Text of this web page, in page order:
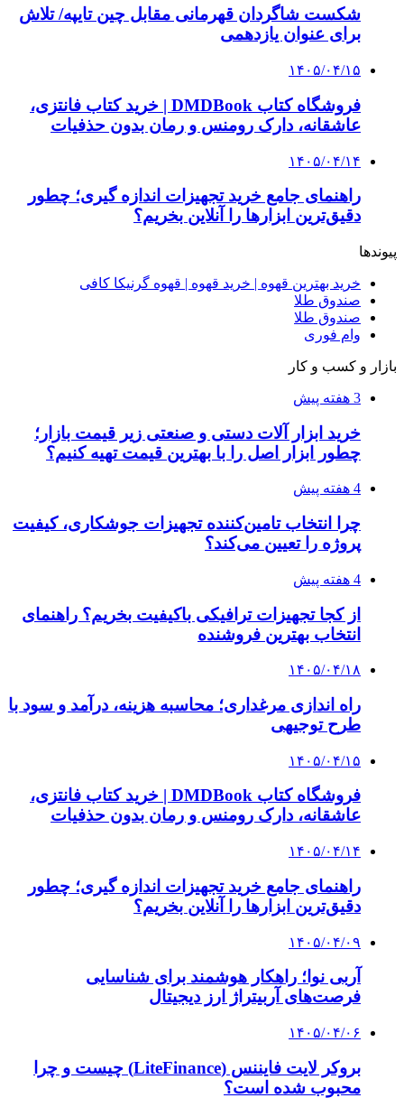
شکست شاگردان قهرمانی مقابل چین تایپه/ تلاش
برای عنوان یازدهمی
۱۴۰۵/۰۴/۱۵
فروشگاه کتاب DMDBook | خرید کتاب فانتزی،
عاشقانه، دارک رومنس و رمان بدون حذفیات
۱۴۰۵/۰۴/۱۴
راهنمای جامع خرید تجهیزات اندازه گیری؛ چطور
دقیق‌ترین ابزارها را آنلاین بخریم؟
پیوندها
خرید بهترین قهوه | خرید قهوه | قهوه گرنیکا کافی
صندوق طلا
صندوق طلا
وام فوری
بازار و کسب و کار
3 هفته پیش
خرید ابزار آلات دستی و صنعتی زیر قیمت بازار؛
چطور ابزار اصل را با بهترین قیمت تهیه کنیم؟
4 هفته پیش
چرا انتخاب تامین‌کننده تجهیزات جوشکاری، کیفیت
پروژه را تعیین می‌کند؟
4 هفته پیش
از کجا تجهیزات ترافیکی باکیفیت بخریم؟ راهنمای
انتخاب بهترین فروشنده
۱۴۰۵/۰۴/۱۸
راه اندازی مرغداری؛ محاسبه هزینه، درآمد و سود با
طرح توجیهی
۱۴۰۵/۰۴/۱۵
فروشگاه کتاب DMDBook | خرید کتاب فانتزی،
عاشقانه، دارک رومنس و رمان بدون حذفیات
۱۴۰۵/۰۴/۱۴
راهنمای جامع خرید تجهیزات اندازه گیری؛ چطور
دقیق‌ترین ابزارها را آنلاین بخریم؟
۱۴۰۵/۰۴/۰۹
آربی نوا؛ راهکار هوشمند برای شناسایی
فرصت‌های آربیتراژ ارز دیجیتال
۱۴۰۵/۰۴/۰۶
بروکر لایت فایننس (LiteFinance) چیست و چرا
محبوب شده است؟